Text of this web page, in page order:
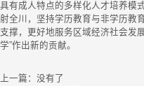
具有成人特点的多样化人才培养模
射全川，坚持学历教育与非学历教
支撑，更好地服务区域经济社会发
学”作出新的贡献。
上一篇：没有了